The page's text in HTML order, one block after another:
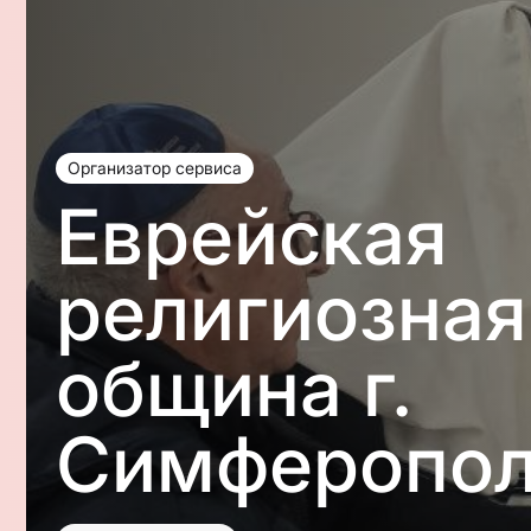
Организатор сервиса
Еврейская
религиозная
община г.